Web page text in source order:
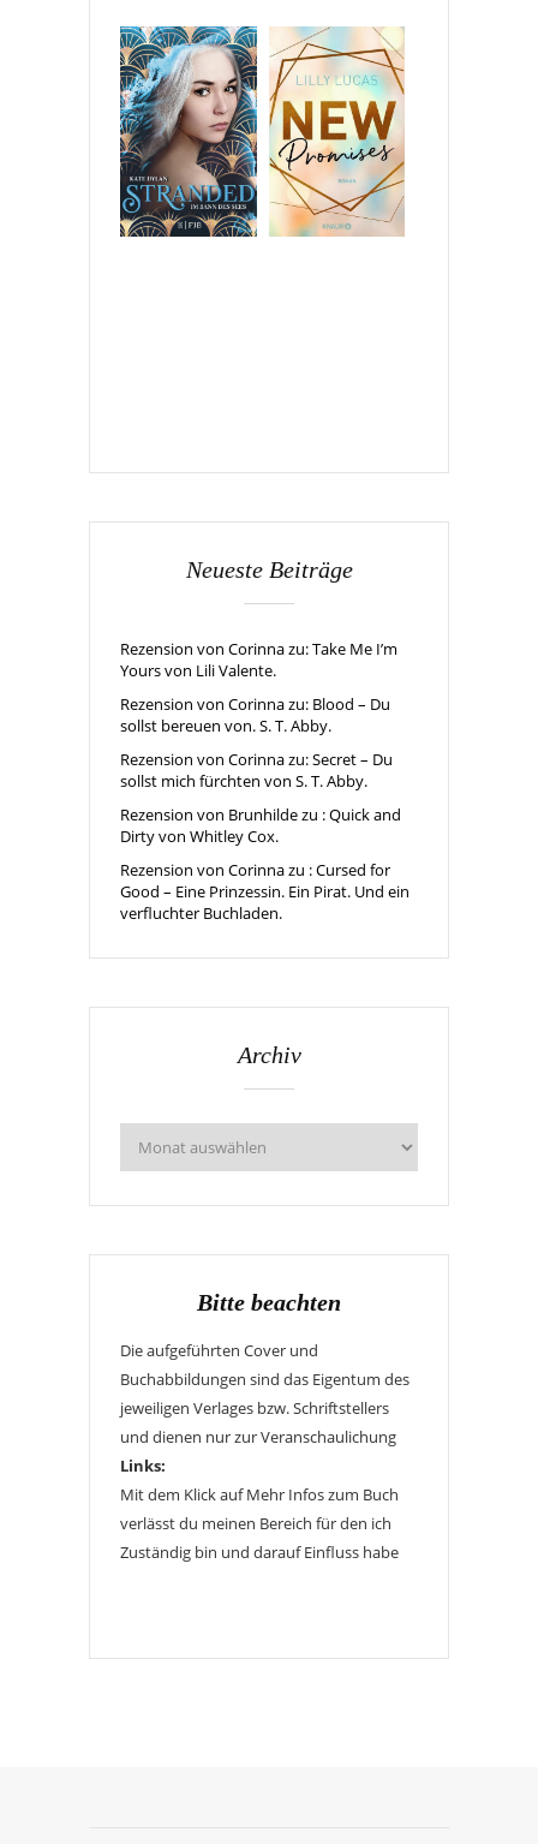
Neueste Beiträge
Rezension von Corinna zu: Take Me I’m
Yours von Lili Valente.
Rezension von Corinna zu: Blood – Du
sollst bereuen von. S. T. Abby.
Rezension von Corinna zu: Secret – Du
sollst mich fürchten von S. T. Abby.
Rezension von Brunhilde zu : Quick and
Dirty von Whitley Cox.
Rezension von Corinna zu : Cursed for
Good – Eine Prinzessin. Ein Pirat. Und ein
verfluchter Buchladen.
Archiv
Bitte beachten
Die aufgeführten Cover und
Buchabbildungen sind das Eigentum des
jeweiligen Verlages bzw. Schriftstellers
und dienen nur zur Veranschaulichung
Links:
Mit dem Klick auf Mehr Infos zum Buch
verlässt du meinen Bereich für den ich
Zuständig bin und darauf Einfluss habe